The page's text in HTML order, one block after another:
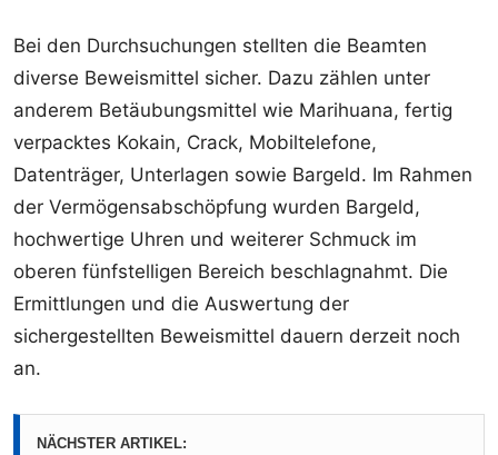
Bei den Durchsuchungen stellten die Beamten
diverse Beweismittel sicher. Dazu zählen unter
anderem Betäubungsmittel wie Marihuana, fertig
verpacktes Kokain, Crack, Mobiltelefone,
Datenträger, Unterlagen sowie Bargeld. Im Rahmen
der Vermögensabschöpfung wurden Bargeld,
hochwertige Uhren und weiterer Schmuck im
oberen fünfstelligen Bereich beschlagnahmt. Die
Ermittlungen und die Auswertung der
sichergestellten Beweismittel dauern derzeit noch
an.
NÄCHSTER ARTIKEL: